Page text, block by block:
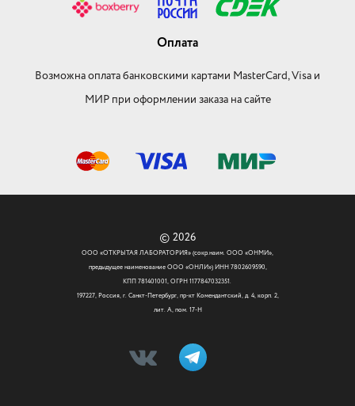
Оплата
Возможна оплата банковскими картами MasterCard, Visa и
МИР при оформлении заказа на сайте
© 2026
ООО «ОТКРЫТАЯ ЛАБОРАТОРИЯ» (сокр.наим. ООО «ОНМИ»,
предыдущее наименование ООО «ОНЛИ») ИНН 7802609590,
КПП 781401001, ОГРН 1177847032351.
197227, Россия, г. Санкт-Петербург, пр-кт Комендантский, д. 4, корп. 2,
лит. А, пом. 17-Н